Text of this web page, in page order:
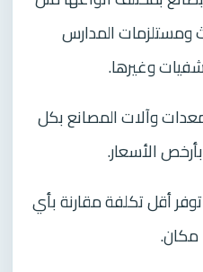
ومستلزمات المدارس
وغيرها.
وآلات المصانع بكل
الأسعار.
أقل تكلفة مقارنة بأي
مكان.